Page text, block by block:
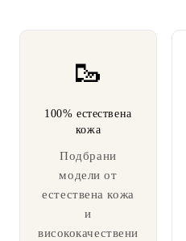
🥾
100% естествена
кожа
Подбрани
модели от
естествена кожа
и
висококачествени